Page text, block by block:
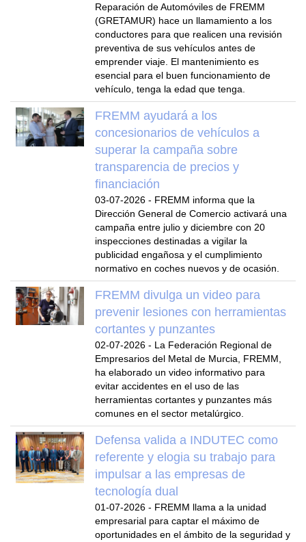
Reparación de Automóviles de FREMM
(GRETAMUR) hace un llamamiento a los
conductores para que realicen una revisión
preventiva de sus vehículos antes de
emprender viaje. El mantenimiento es
esencial para el buen funcionamiento de
vehículo, tenga la edad que tenga.
FREMM ayudará a los
concesionarios de vehículos a
superar la campaña sobre
transparencia de precios y
financiación
03-07-2026 - FREMM informa que la
Dirección General de Comercio activará una
campaña entre julio y diciembre con 20
inspecciones destinadas a vigilar la
publicidad engañosa y el cumplimiento
normativo en coches nuevos y de ocasión.
FREMM divulga un video para
prevenir lesiones con herramientas
cortantes y punzantes
02-07-2026 - La Federación Regional de
Empresarios del Metal de Murcia, FREMM,
ha elaborado un video informativo para
evitar accidentes en el uso de las
herramientas cortantes y punzantes más
comunes en el sector metalúrgico.
Defensa valida a INDUTEC como
referente y elogia su trabajo para
impulsar a las empresas de
tecnología dual
01-07-2026 - FREMM llama a la unidad
empresarial para captar el máximo de
oportunidades en el ámbito de la seguridad y